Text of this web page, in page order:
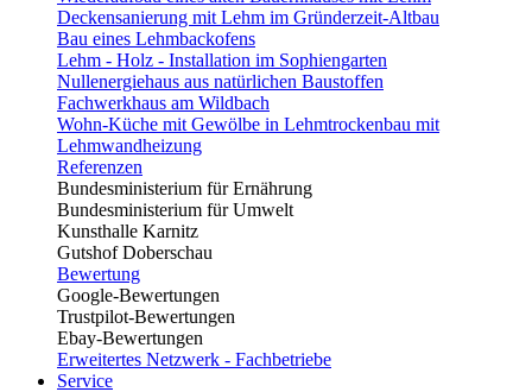
Deckensanierung mit Lehm im Gründerzeit-Altbau
Bau eines Lehmbackofens
Lehm - Holz - Installation im Sophiengarten
Nullenergiehaus aus natürlichen Baustoffen
Fachwerkhaus am Wildbach
Wohn-Küche mit Gewölbe in Lehmtrockenbau mit
Lehmwandheizung
Referenzen
Bundesministerium für Ernährung
Bundesministerium für Umwelt
Kunsthalle Karnitz
Gutshof Doberschau
Bewertung
Google-Bewertungen
Trustpilot-Bewertungen
Ebay-Bewertungen
Erweitertes Netzwerk - Fachbetriebe
Service